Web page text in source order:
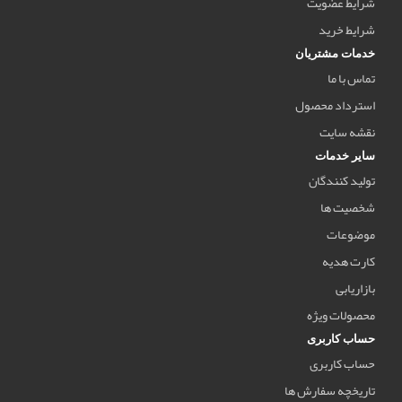
شرایط خرید
خدمات مشتریان
تماس با ما
استرداد محصول
نقشه سایت
سایر خدمات
تولید کنندگان
شخصیت ها
موضوعات
کارت هدیه
بازاریابی
محصولات ویژه
حساب کاربری
حساب کاربری
تاریخچه سفارش ها